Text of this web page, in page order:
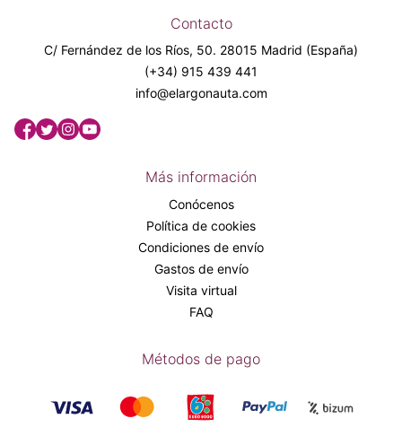
Contacto
C/ Fernández de los Ríos, 50. 28015 Madrid (España)
(+34) 915 439 441
info@elargonauta.com
Más información
Conócenos
Política de cookies
Condiciones de envío
Gastos de envío
Visita virtual
FAQ
Métodos de pago